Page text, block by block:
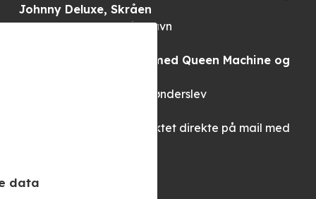
Johnny Deluxe, Skråen
Dorte Koop – Frederikshavn
2 billetter til Skovrock med Queen Machine og
Hanne Nedergaard – Brønderslev
Vinderne er blevet kontaktet direkte på mail med
STORT TILLYKKE!
data